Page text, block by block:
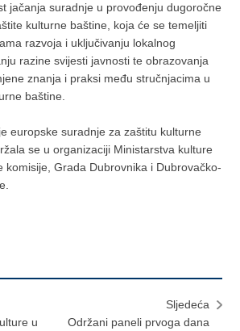
jačanja suradnje u provođenju dugoročne
kulturne baštine, koja će se temeljiti
razvoja i uključivanju lokalnog
razine svijesti javnosti te obrazovanja
znanja i praksi među stručnjacima u
baštine.
europske suradnje za zaštitu kulturne
se u organizaciji Ministarstva kulture
komisije, Grada Dubrovnika i Dubrovačko-
u
Sljedeća
Održani paneli prvoga dana